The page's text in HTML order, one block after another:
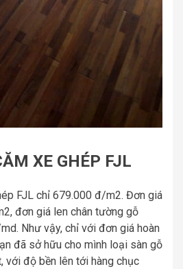
XE GHÉP FJL
FJL chỉ 679.000 đ/m2. Đơn giá
đơn giá len chân tường gỗ
Như vậy, chỉ với đơn giá hoàn
đã sở hữu cho mình loại sàn gỗ
với độ bền lên tới hàng chục